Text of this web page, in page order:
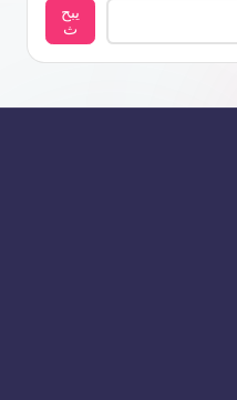
يبح
ث